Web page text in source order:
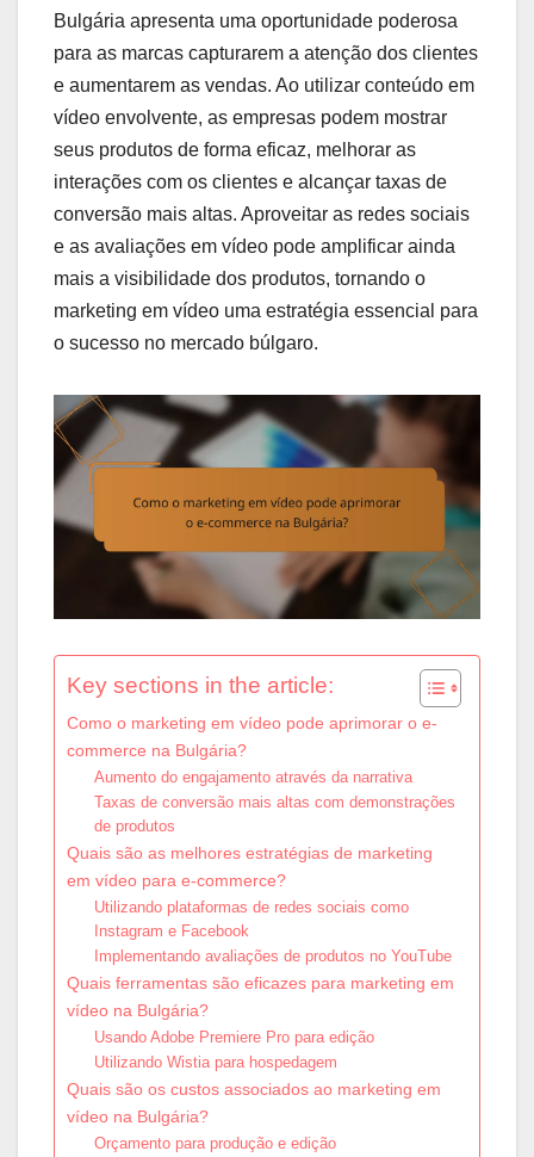
Bulgária apresenta uma oportunidade poderosa
para as marcas capturarem a atenção dos clientes
e aumentarem as vendas. Ao utilizar conteúdo em
vídeo envolvente, as empresas podem mostrar
seus produtos de forma eficaz, melhorar as
interações com os clientes e alcançar taxas de
conversão mais altas. Aproveitar as redes sociais
e as avaliações em vídeo pode amplificar ainda
mais a visibilidade dos produtos, tornando o
marketing em vídeo uma estratégia essencial para
o sucesso no mercado búlgaro.
Key sections in the article:
Como o marketing em vídeo pode aprimorar o e-
commerce na Bulgária?
Aumento do engajamento através da narrativa
Taxas de conversão mais altas com demonstrações
de produtos
Quais são as melhores estratégias de marketing
em vídeo para e-commerce?
Utilizando plataformas de redes sociais como
Instagram e Facebook
Implementando avaliações de produtos no YouTube
Quais ferramentas são eficazes para marketing em
vídeo na Bulgária?
Usando Adobe Premiere Pro para edição
Utilizando Wistia para hospedagem
Quais são os custos associados ao marketing em
vídeo na Bulgária?
Orçamento para produção e edição